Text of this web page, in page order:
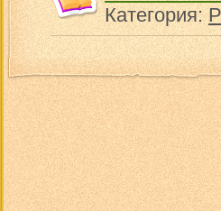
Категория: